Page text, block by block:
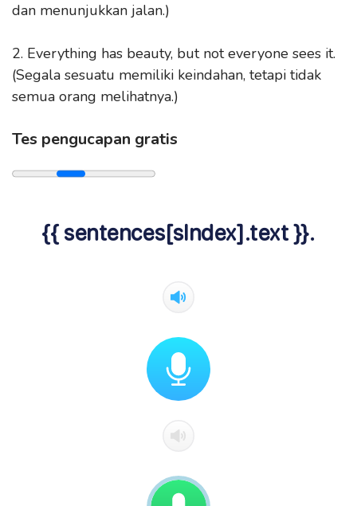
dan menunjukkan jalan.)
2. Everything has beauty, but not everyone sees it.
(Segala sesuatu memiliki keindahan, tetapi tidak
semua orang melihatnya.)
Tes pengucapan gratis
{{ sentences[sIndex].text }}.